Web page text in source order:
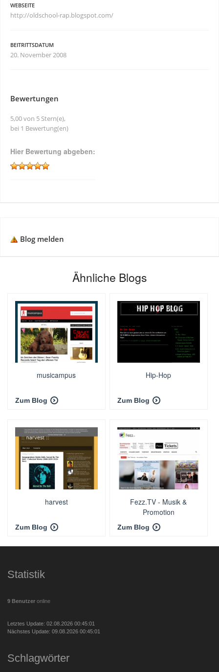
WEBSEITE
http://oldschool-rap.blogspot.com/
BEITRITTSDATUM
20. November 2008
Bewertungen
5,00 von 5 Stern(e),
bei 1 Bewertung(en)
Hier Bewertung abgeben:
Blog melden
Ähnliche Blogs
musicampus
Zum Blog
Hip-Hop
Zum Blog
harvest
Zum Blog
Fezz.TV - Musik &
Promotion
Zum Blog
Statistik
9 Benutzer online
Letztes Update: 02.08.2026 00:45:01
Nächstes Update: 09.08.2026 00:45:01
Schlagwörter